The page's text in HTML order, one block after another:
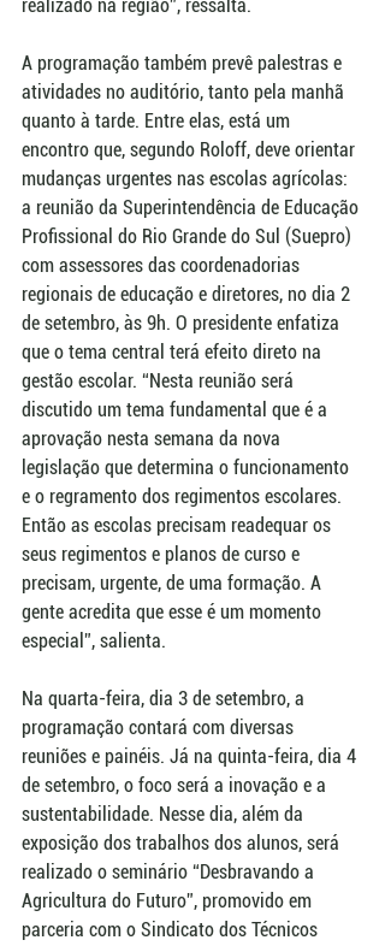
realizado na região”, ressalta.
A programação também prevê palestras e
atividades no auditório, tanto pela manhã
quanto à tarde. Entre elas, está um
encontro que, segundo Roloff, deve orientar
mudanças urgentes nas escolas agrícolas:
a reunião da Superintendência de Educação
Profissional do Rio Grande do Sul (Suepro)
com assessores das coordenadorias
regionais de educação e diretores, no dia 2
de setembro, às 9h. O presidente enfatiza
que o tema central terá efeito direto na
gestão escolar. “Nesta reunião será
discutido um tema fundamental que é a
aprovação nesta semana da nova
legislação que determina o funcionamento
e o regramento dos regimentos escolares.
Então as escolas precisam readequar os
seus regimentos e planos de curso e
precisam, urgente, de uma formação. A
gente acredita que esse é um momento
especial”, salienta.
Na quarta-feira, dia 3 de setembro, a
programação contará com diversas
reuniões e painéis. Já na quinta-feira, dia 4
de setembro, o foco será a inovação e a
sustentabilidade. Nesse dia, além da
exposição dos trabalhos dos alunos, será
realizado o seminário “Desbravando a
Agricultura do Futuro”, promovido em
parceria com o Sindicato dos Técnicos